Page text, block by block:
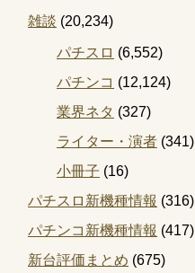
雑談 (20,234)
パチスロ (6,552)
パチンコ (12,124)
業界ネタ (327)
ライター・演者 (341)
小冊子 (16)
パチスロ新機種情報 (316)
パチンコ新機種情報 (417)
新台評価まとめ (675)